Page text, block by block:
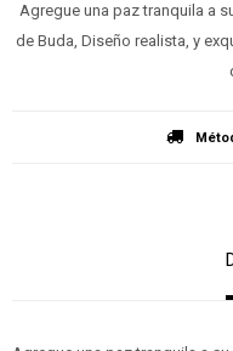
Agregue una paz tranquila a
de Buda, Diseño realista, y